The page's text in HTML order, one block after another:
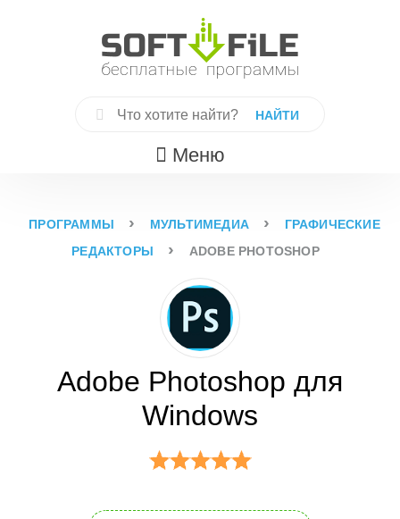
Найти:
Меню
ПРОГРАММЫ › МУЛЬТИМЕДИА ›
ГРАФИЧЕСКИЕ
РЕДАКТОРЫ
› ADOBE PHOTOSHOP
Adobe Photoshop для
Windows